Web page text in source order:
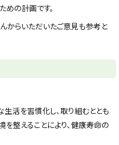
めの計画です。
からいただいたご意見も参考と
活を習慣化し、取り組むととも
を整えることにより、健康寿命の